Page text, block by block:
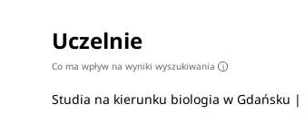
Uczelnie
Co ma wpływ na wyniki wyszukiwania i
Studia na kierunku biologia w Gdańsku